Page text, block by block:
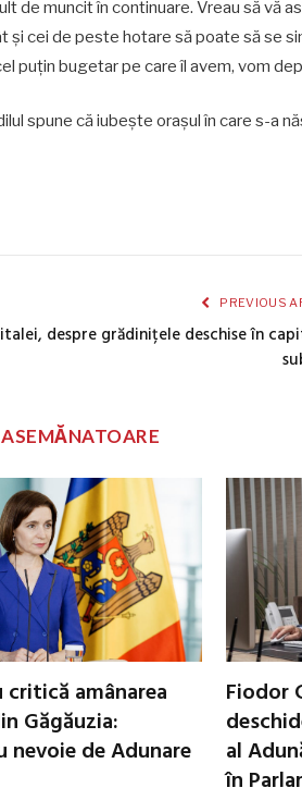
de muncit în continuare. Vreau să vă
și cei de peste hotare să poate să se
puțin bugetar pe care îl avem, vom
spune că iubește orașul în care s-a
PREVIOUS
despre grădinițele deschise în
ASEMĂNATOARE
critică amânarea
Găgăuzia:
nevoie de Adunare
Fiodor
al